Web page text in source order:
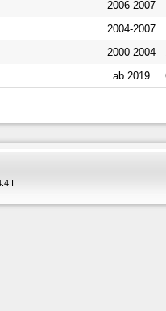
2006-2007
2004-2007
2000-2004
ab 2019
I